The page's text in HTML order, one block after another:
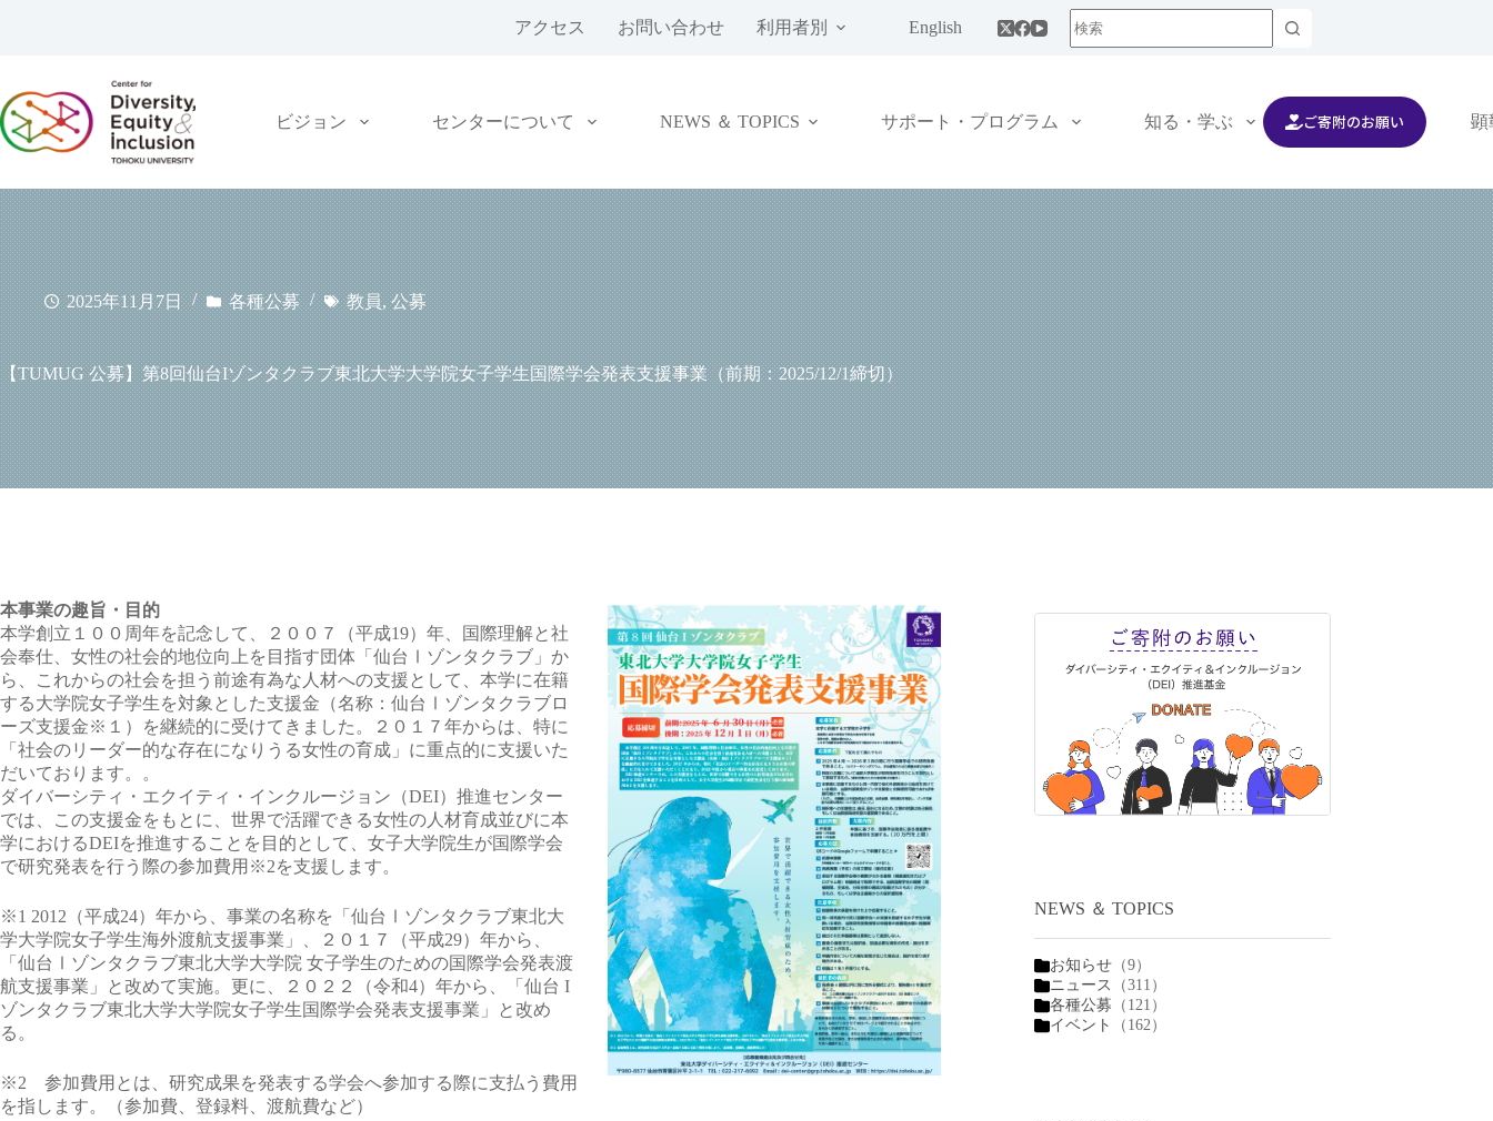
ツ
へ
ス
ッ
プ
アクセス お問い合わせ 利用者別 English
ビジョン センターについて NEWS ＆ TOPICS サポート・プログラム 知る・学ぶ 交流する 顕
ご寄附のお願い
2025年11月7日 各種公募 教員,公募
【TUMUG 公募】第8回仙台Iゾンタクラブ東北大学大学院女子学生国際学会発表支援事業（前期：2025/12/1締切）
本事業の趣旨・目的
本学創立１００周年を記念して、２００７（平成19）年、国際理解と社
会奉仕、女性の社会的地位向上を目指す団体「仙台Ⅰゾンタクラブ」か
ら、これからの社会を担う前途有為な人材への支援として、本学に在籍
する大学院女子学生を対象とした支援金（名称：仙台Ⅰゾンタクラブロ
ーズ支援金※１）を継続的に受けてきました。２０１７年からは、特に
「社会のリーダー的な存在になりうる女性の育成」に重点的に支援いた
だいております。。
ダイバーシティ・エクイティ・インクルージョン（DEI）推進センター
では、この支援金をもとに、世界で活躍できる女性の人材育成並びに本
学におけるDEIを推進することを目的として、女子大学院生が国際学会
で研究発表を行う際の参加費用※2を支援します。
※1 2012（平成24）年から、事業の名称を「仙台Ⅰゾンタクラブ東北大
学大学院女子学生海外渡航支援事業」、２０１７（平成29）年から、
「仙台Ⅰゾンタクラブ東北大学大学院 女子学生のための国際学会発表渡
航支援事業」と改めて実施。更に、２０２２（令和4）年から、「仙台 I
ゾンタクラブ東北大学大学院女子学生国際学会発表支援事業」と改め
る。
※2 参加費用とは、研究成果を発表する学会へ参加する際に支払う費用
を指します。（参加費、登録料、渡航費など）
NEWS ＆ TOPICS
お知らせ （9）
ニュース
（311）
各種公募 （121）
イベント
（162）